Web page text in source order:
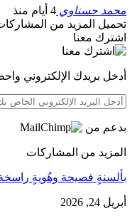
محمد حسناوي 4 أيام منذ
تحميل المزيد من
اشترك معنا
أدخل بريدك الإلكتروني
بدعم من
المزيد من المشاركات
بألسنةٍ فصيحة وهُويةٍ
أبريل 24, 2026